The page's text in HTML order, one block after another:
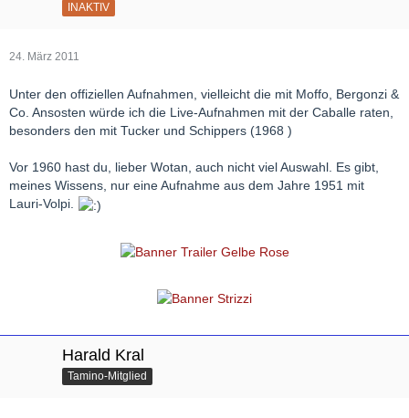
INAKTIV
24. März 2011
Unter den offiziellen Aufnahmen, vielleicht die mit Moffo, Bergonzi &
Co. Ansosten würde ich die Live-Aufnahmen mit der Caballe raten,
besonders den mit Tucker und Schippers (1968 )
Vor 1960 hast du, lieber Wotan, auch nicht viel Auswahl. Es gibt,
meines Wissens, nur eine Aufnahme aus dem Jahre 1951 mit
Lauri-Volpi.
Harald Kral
Tamino-Mitglied